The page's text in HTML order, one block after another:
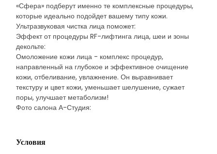
«Сфера» подберут именно те комплексные процедуры,
которые идеально подойдет вашему типу кожи.
Ультразвуковая чистка лица поможет:
Эффект от процедуры RF-лифтинга лица, шеи и зоны
декольте:
Омоложение кожи лица - комплекс процедур,
направленный на глубокое и эффективное очищение
кожи, отбеливание, увлажнение. Он выравнивает
текстуру и цвет кожи, уменьшает шелушение, сужает
поры, улучшает метаболизм!
Фото салона А-Студия:
Условия